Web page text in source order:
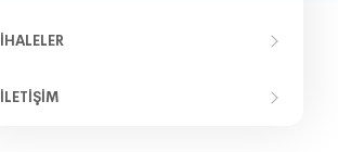
İHALELER
İLETIŞIM